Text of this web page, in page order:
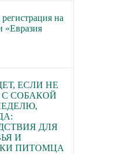
на
«Евразия
ЕСЛИ НЕ
С СОБАКОЙ
ДЛЯ
И
ПИТОМЦА